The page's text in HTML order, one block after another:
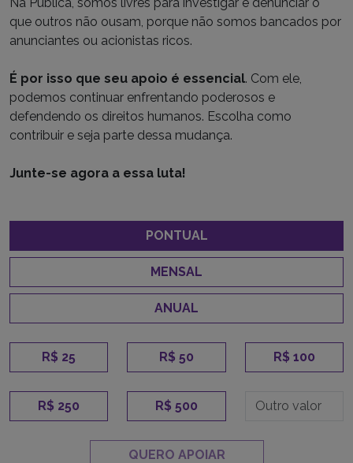
que outros não ousam, porque não somos bancados por
anunciantes ou acionistas ricos.
É por isso que seu apoio é essencial. Com ele,
podemos continuar enfrentando poderosos e
defendendo os direitos humanos. Escolha como
contribuir e seja parte dessa mudança.
Junte-se agora a essa luta!
PONTUAL
MENSAL
ANUAL
R$ 25 R$ 50 R$ 100
R$ 250 R$ 500
QUERO APOIAR